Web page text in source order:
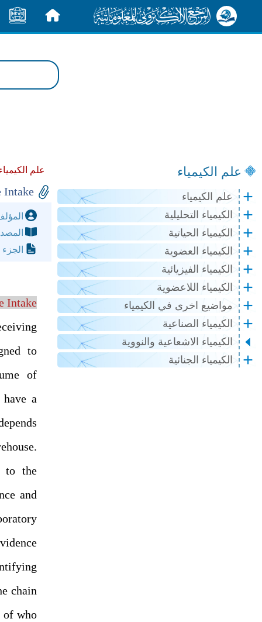
علم الكيمياء
علم الكيمياء
الكيمياء التحليلية
الكيمياء الحياتية
الكيمياء العضوية
الكيمياء الفيزيائية
الكيمياء اللاعضوية
مواضيع اخرى في الكيمياء
الكيمياء الصناعية
الكيمياء الاشعاعية والنووية
الكيمياء الجنائية
علم
Intake
Intake
to
of
a
to the
and
chain
of who